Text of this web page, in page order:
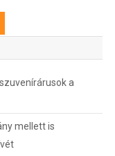
a
mellett is